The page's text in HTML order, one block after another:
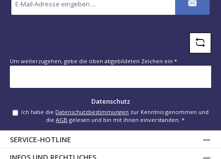
Mail-
Adresse
Um weiterzugehen, gebe die oben abgebildeten Zeichen ein *
Datenschutz
Ich habe die Datenschutzbestimmungen zur Kenntnis genommen und
dieAGB gelesen und bin mit ihnen einverstanden.*
SERVICE-HOTLINE